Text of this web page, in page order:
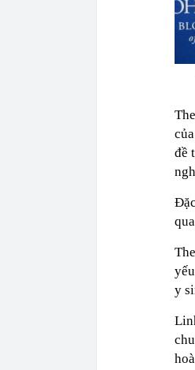
đề
y